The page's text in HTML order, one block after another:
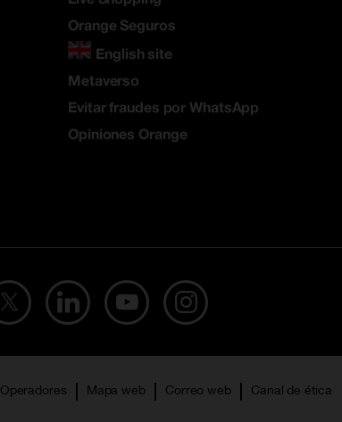
Orange Seguros
English site
Metaverso
Evitar fraudes por WhatsApp
Opiniones Orange
Operadores Mapa web Correo web Canal de ética